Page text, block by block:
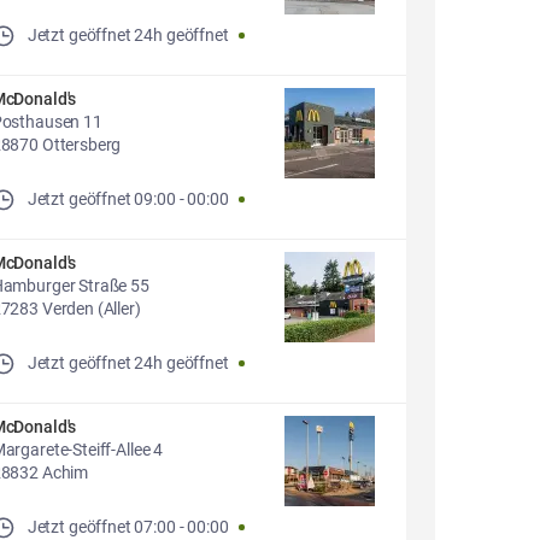
Jetzt geöffnet 24h geöffnet
11
Ottersberg
Jetzt geöffnet 09:00 -00:00
Straße 55
Verden (Aller)
Jetzt geöffnet 24h geöffnet
Steiff-Allee 4
Achim
Jetzt geöffnet 07:00 -00:00